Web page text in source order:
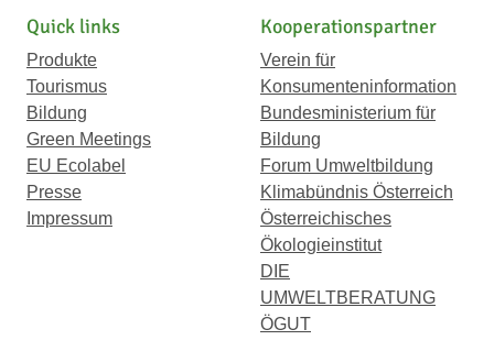
Quick links
Produkte
Tourismus
Bildung
Green Meetings
EU Ecolabel
Presse
Impressum
Kooperationspartner
Verein für
Konsumenteninformation
Bundesministerium für
Bildung
Forum Umweltbildung
Klimabündnis Österreich
Österreichisches
Ökologieinstitut
DIE
UMWELTBERATUNG
ÖGUT